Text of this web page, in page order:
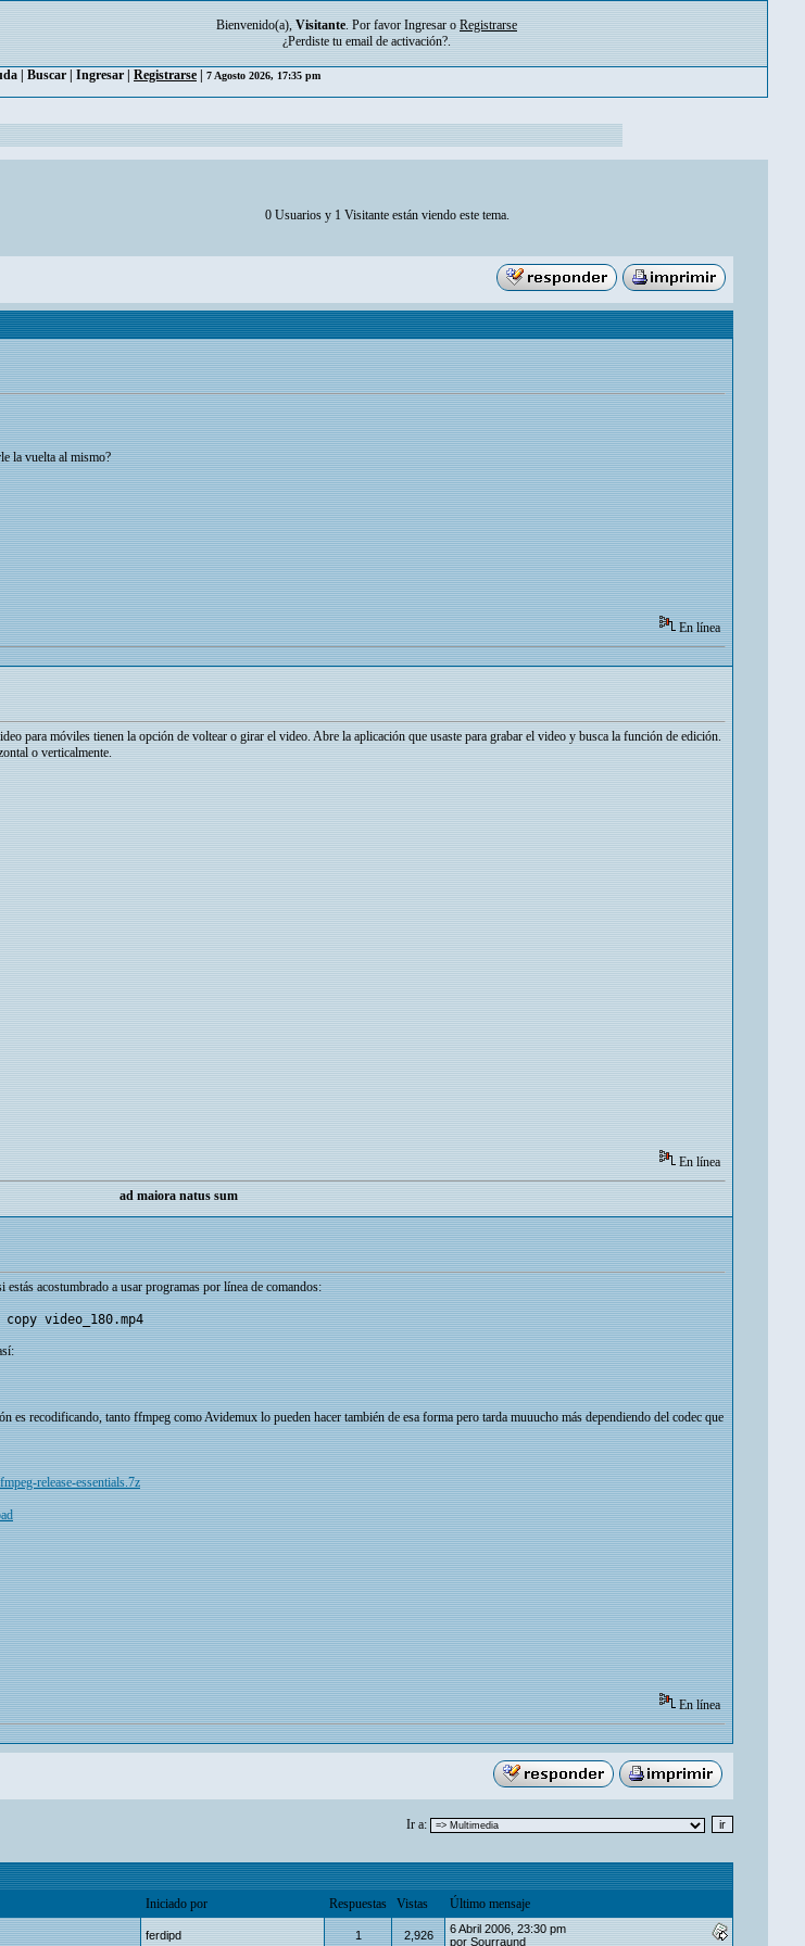
Bienvenido(a), Visitante. Por favor Ingresar o Registrarse
¿Perdiste tu email de activación?.
Buscar Ingresar Registrarse 7 Agosto 2026, 17:35 pm
0 Usuarios y 1 Visitante están viendo este tema.
la vuelta al mismo?
En línea
para móviles tienen la opción de voltear o girar el video. Abre la aplicación que usaste para grabar el video y busca la función de edición.
o verticalmente.
En línea
ad maiora natus sum
acostumbrado a usar programas por línea de comandos:
video_180.mp4
es recodificando, tanto ffmpeg como Avidemux lo pueden hacer también de esa forma pero tarda muuucho más dependiendo del codec que
release-essentials.7z
En línea
Ir a:
Iniciado por Respuestas Vistas Último mensaje
ferdipd 1 2,926
6 Abril 2006, 23:30 pm
por Sourraund